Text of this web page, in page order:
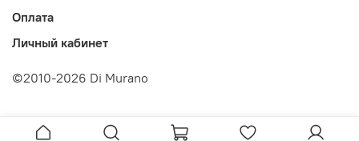
Оплата
Личный кабинет
©2010-2026 Di Murano